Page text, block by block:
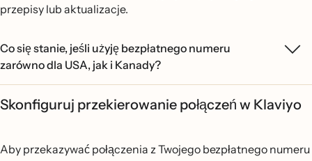
przepisy lub aktualizacje.
Co się stanie, jeśli użyję bezpłatnego numeru
zarówno dla USA, jak i Kanady?
Skonfiguruj przekierowanie połączeń w Klaviyo
Aby przekazywać połączenia z Twojego bezpłatnego numeru